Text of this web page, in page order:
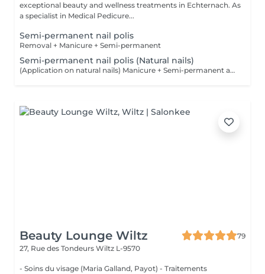
exceptional beauty and wellness treatments in Echternach. As
a specialist in Medical Pedicure...
Semi-permanent nail polis
Removal + Manicure + Semi-permanent
Semi-permanent nail polis (Natural nails)
(Application on natural nails) Manicure + Semi-permanent application
Beauty Lounge Wiltz
79
27, Rue des Tondeurs Wiltz L-9570
- Soins du visage (Maria Galland, Payot) - Traitements